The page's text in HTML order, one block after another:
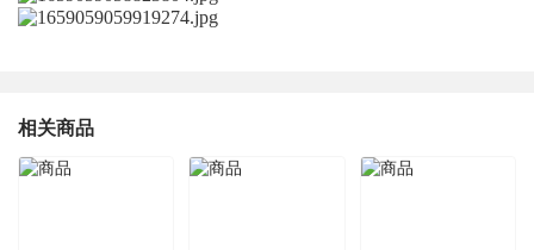
相关商品